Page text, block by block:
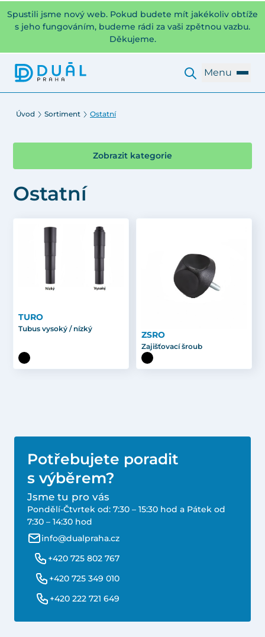
Spustili jsme nový web. Pokud budete mít jakékoliv obtíže
s jeho fungováním, budeme rádi za vaši zpětnou vazbu.
Děkujeme.
Menu
Úvod Sortiment Ostatní
Zobrazit kategorie
Ostatní
TURO
Tubus vysoký / nízký
ZSRO
Zajišťovací šroub
Potřebujete poradit
s výběrem?
Jsme tu pro vás
Pondělí-Čtvrtek od: 7:30 – 15:30 hod a Pátek od
7:30 – 14:30 hod
info@dualpraha.cz
+420 725 802 767
+420 725 349 010
+420 222 721 649